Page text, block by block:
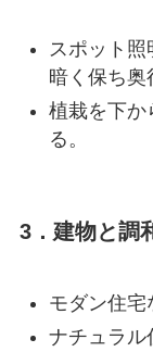
スポット照
暗く保ち奥
植栽を下か
る。
3．建物と調
モダン住宅
ナチュラル